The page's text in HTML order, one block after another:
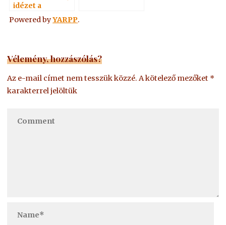
idézet a
Névtelen
Szellemtől 19.
Powered byYARPP.
Vélemény, hozzászólás?
Az e-mail címet nem tesszük közzé. A kötelező mezőket *
karakterrel jelöltük